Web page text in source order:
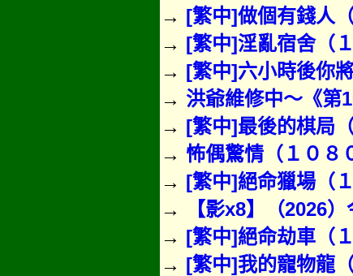
→ [繁中]做個有錢人
→ [繁中]淫亂宿舍（
→ [繁中]六小時後你
→ 洪爺維修中～《第
→ [繁中]最後的棋局
→ 怖偶驚情（１０８
→ [繁中]絕命獵場（
→
【影x8】（2026
→ [繁中]絕命劫車（
→ [繁中]我的寵物龍